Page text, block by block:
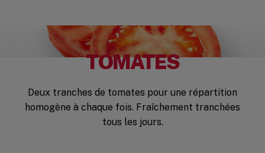
TOMATES
Deux tranches de tomates pour une répartition
homogène à chaque fois. Fraîchement tranchées
tous les jours.